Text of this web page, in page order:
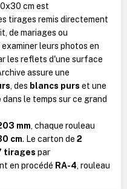
cm est
tirages remis directement
de mariages ou
leurs photos en
les reflets d'une surface
assure une
, des blancs purs et une
dans le temps sur ce grand
mm, chaque rouleau
cm. Le carton de 2
tirages par
en procédé RA-4, rouleau